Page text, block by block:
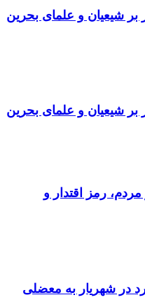
بر شیعیان و علمای بحرین
بر شیعیان و علمای بحرین
رمز اقتدار و
در شهریار به معضلی